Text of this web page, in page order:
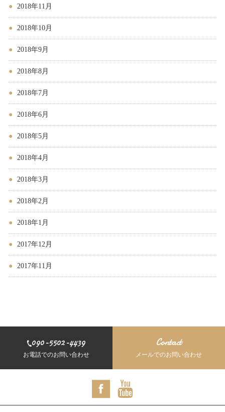
2018年11月
2018年10月
2018年9月
2018年8月
2018年7月
2018年6月
2018年5月
2018年4月
2018年3月
2018年2月
2018年1月
2017年12月
2017年11月
090-5502-4439
お電話でのお問い合わせ
Contact
メールでのお問い合わせ